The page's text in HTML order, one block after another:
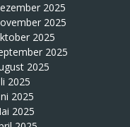
2025
2025
2025
2025
2025
2025
2025
2025